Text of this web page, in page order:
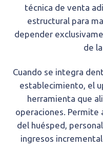
técnica de venta
estructural para
depender
de
Cuando se integra
establecimiento, el
herramienta que
operaciones. Permite
del huésped,
ingresos